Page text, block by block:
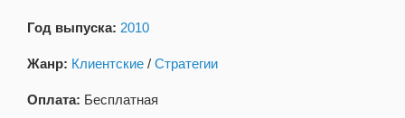
Год выпуска: 2010
Жанр: Клиентские / Стратегии
Оплата: Бесплатная